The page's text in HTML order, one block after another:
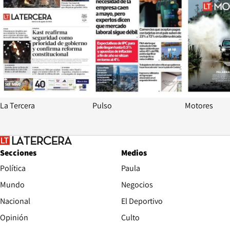
La Tercera Pulso Motores
Secciones
Política
Mundo
Nacional
Opinión
Medios
Paula
Negocios
El Deportivo
Culto